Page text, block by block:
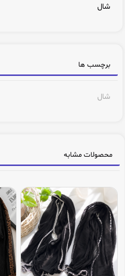
شال
برچسب ها
شال
محصولات مشابه